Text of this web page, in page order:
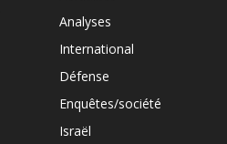
Analyses
International
Défense
Enquêtes/société
Israël